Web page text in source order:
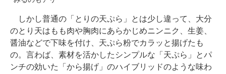
しかし普通の「とりの天ぷら」とは少し違って、大分
のとり天はもも肉や胸肉にあらかじめニンニク、生姜、
醤油などで下味を付け、天ぷら粉でカラッと揚げたも
の。言わば、素材を活かしたシンプルな「天ぷら」とパ
ンチの効いた「から揚げ」のハイブリッドのような味わ